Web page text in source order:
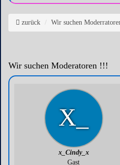
zurück Wir suchen
Wir suchen Moderatoren !!!
X_
x_Cindy_x
Gast